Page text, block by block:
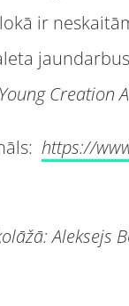
ir
jaundarbus
Young Creation
https://
Aleksejs